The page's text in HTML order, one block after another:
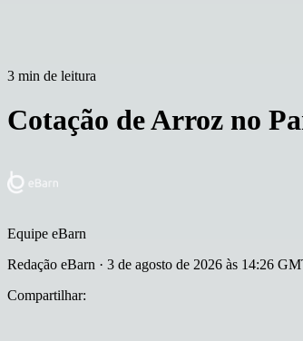
3 min de leitura
Cotação de Arroz no
Equipe eBarn
Redação eBarn · 3 de agosto de 2026 às 14:26
Compartilhar: